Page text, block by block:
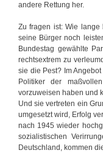
andere Rettung her.
Zu fragen ist: Wie
seine Bürger noch
Bundestag gewählte
rechtsextrem zu
sie die Pest? Im
Politiker der
vorzuweisen haben und
Und sie vertreten ein
umgesetzt wird, Erfolg
nach 1945 wieder
sozialistischen
Deutschland, kommen